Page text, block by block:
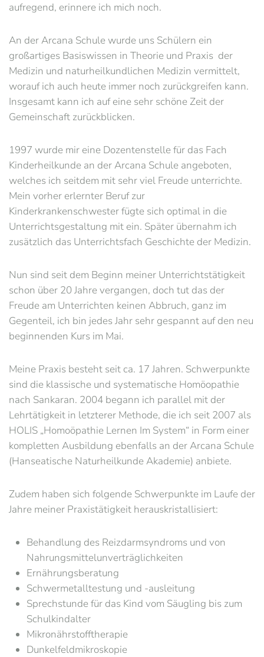
aufregend, erinnere ich mich noch.
An der Arcana Schule wurde uns Schülern ein
großartiges Basiswissen in Theorie und Praxis der
Medizin und naturheilkundlichen Medizin vermittelt,
worauf ich auch heute immer noch zurückgreifen kann.
Insgesamt kann ich auf eine sehr schöne Zeit der
Gemeinschaft zurückblicken.
1997 wurde mir eine Dozentenstelle für das Fach
Kinderheilkunde an der Arcana Schule angeboten,
welches ich seitdem mit sehr viel Freude unterrichte.
Mein vorher erlernter Beruf zur
Kinderkrankenschwester fügte sich optimal in die
Unterrichtsgestaltung mit ein. Später übernahm ich
zusätzlich das Unterrichtsfach Geschichte der Medizin.
Nun sind seit dem Beginn meiner Unterrichtstätigkeit
schon über 20 Jahre vergangen, doch tut das der
Freude am Unterrichten keinen Abbruch, ganz im
Gegenteil, ich bin jedes Jahr sehr gespannt auf den neu
beginnenden Kurs im Mai.
Meine Praxis besteht seit ca. 17 Jahren. Schwerpunkte
sind die klassische und systematische Homöopathie
nach Sankaran. 2004 begann ich parallel mit der
Lehrtätigkeit in letzterer Methode, die ich seit 2007 als
HOLIS „Homoöpathie Lernen Im System“ in Form einer
kompletten Ausbildung ebenfalls an der Arcana Schule
(Hanseatische Naturheilkunde Akademie) anbiete.
Zudem haben sich folgende Schwerpunkte im Laufe der
Jahre meiner Praxistätigkeit herauskristallisiert:
Behandlung des Reizdarmsyndroms und von
Nahrungsmittelunverträglichkeiten
Ernährungsberatung
Schwermetalltestung und -ausleitung
Sprechstunde für das Kind vom Säugling bis zum
Schulkindalter
Mikronährstofftherapie
Dunkelfeldmikroskopie